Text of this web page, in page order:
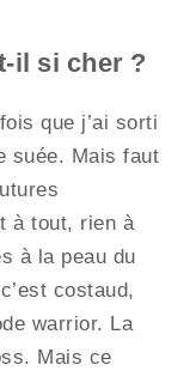
il si cher ?
que j’ai sorti
suée. Mais faut
à tout, rien à
à la peau du
costaud,
warrior. La
Mais ce